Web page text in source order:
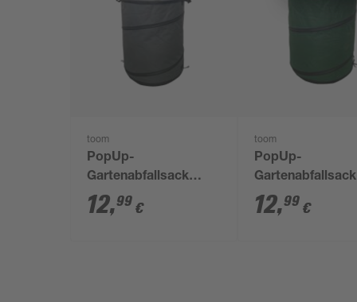
toom
PopUp-
Gartenabfallsack
anthrazit 100 l
12,99 €
toom
PopUp-
100 l
12,99 €